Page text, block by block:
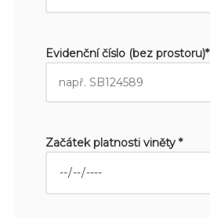
Evidenční číslo (bez prostoru)*
Začátek platnosti viněty *